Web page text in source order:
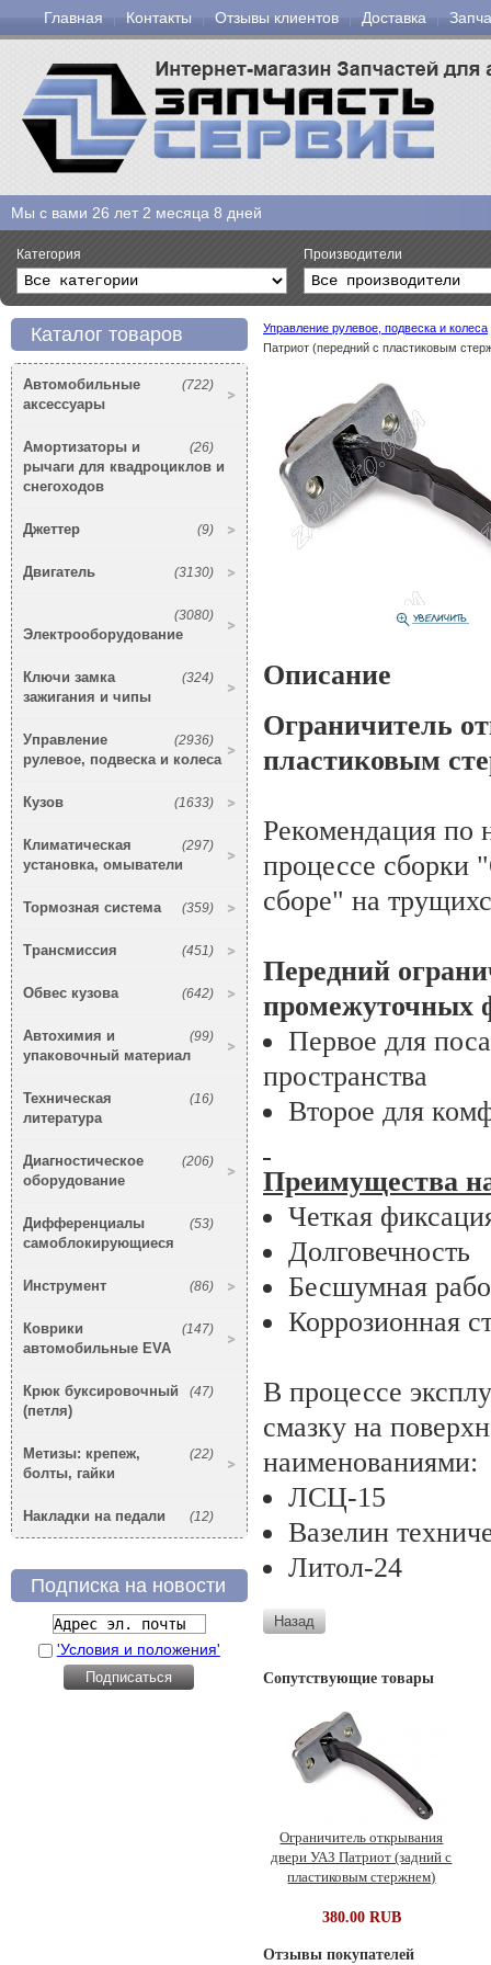
Главная Контакты Отзывы клиентов Доставка
Мы с вами 26 лет 2 месяца 8 дней
Категория Производители
Каталог товаров
(722)
Автомобильные
аксессуары
(26)
Амортизаторы и
рычаги для квадроциклов и
снегоходов
(9)
Джеттер
(3130)
Двигатель
(3080)
Электрооборудование
(324)
Ключи замка
зажигания и чипы
(2936)
Управление
рулевое, подвеска и колеса
(1633)
Кузов
(297)
Климатическая
установка, омыватели
(359)
Тормозная система
(451)
Трансмиссия
(642)
Обвес кузова
(99)
Автохимия и
упаковочный материал
(16)
Техническая
литература
(206)
Диагностическое
оборудование
(53)
Дифференциалы
самоблокирующиеся
(86)
Инструмент
(147)
Коврики
автомобильные EVA
(47)
Крюк буксировочный
(петля)
(22)
Метизы: крепеж,
болты, гайки
(12)
Накладки на педали
Подписка на новости
'Условия и положения'
Управление рулевое, подвеска и колеса
Патриот (передний с пластиковым
Описание
Ограничитель
пластиковым
Рекомендация по
процессе сборки
сборе" на
Передний
промежуточных
Первое для
пространства
Второе для
Преимущества
Четкая
Долговечность
Бесшумная
Коррозионная
В процессе
смазку на
наименованиями:
ЛСЦ-15
Вазелин
Литол-24
Сопутствующие товары
Ограничитель открывания
двери УАЗ Патриот (задний с
пластиковым стержнем)
380.00 RUB
Отзывы покупателей